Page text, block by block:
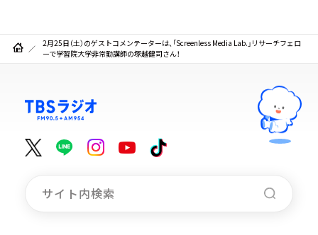
2月25日（土）のゲストコメンテーターは、「Screenless Media Lab.」リサーチフェロ
ーで学習院大学非常勤講師の塚越健司さん！